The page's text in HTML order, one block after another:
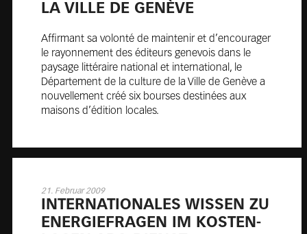
LA VILLE DE GE­NÈVE
Affirmant sa volonté de maintenir et d’encourager
le rayonnement des éditeurs genevois dans le
paysage littéraire national et international, le
Département de la culture de la Ville de Genève a
nouvellement créé six bourses destinées aux
maisons d’édition locales.
21. Februar 2009
IN­TER­NA­TIO­NA­LES WIS­SEN ZU
EN­ER­GIE­FRA­GEN IM KOS­TEN­